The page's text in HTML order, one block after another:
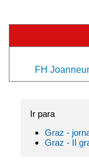
FH
Ir para
Graz -
Graz - II